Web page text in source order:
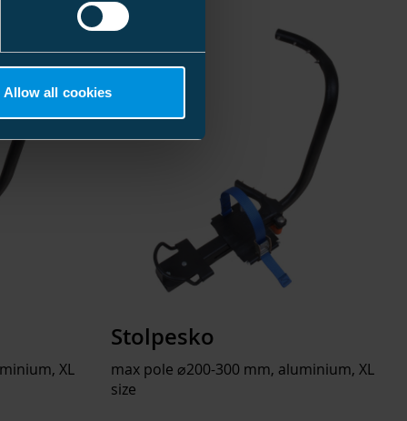
Allow all cookies
XL
Stolpesko
max pole ⌀200-300 mm, aluminium, XL
size